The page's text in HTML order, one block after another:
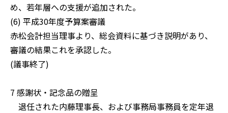
め、若年層への支援が追加された。
(6) 平成30年度予算案審議
赤松会計担当理事より、総会資料に基づき説明があり、
審議の結果これを承認した。
(議事終了)
7 感謝状・記念品の贈呈
退任された内藤理事長、および事務局事務員を定年退